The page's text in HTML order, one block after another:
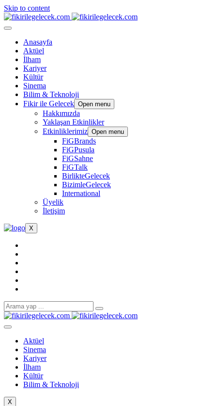
Skip to content
Anasayfa
Aktüel
İlham
Kariyer
Kültür
Sinema
Bilim & Teknoloji
Fikir ile Gelecek Open menu
Hakkımızda
Yaklaşan Etkinlikler
Etkinliklerimiz Open menu
FiGBrands
FiGPusula
FiGSahne
FiGTalk
BirlikteGelecek
BizimleGelecek
International
Üyelik
İletişim
X
Aktüel
Sinema
Kariyer
İlham
Kültür
Bilim & Teknoloji
X